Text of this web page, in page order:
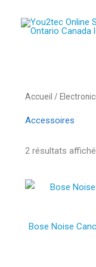
Accueil /
Accessoires
2 résultats
Bose Noise